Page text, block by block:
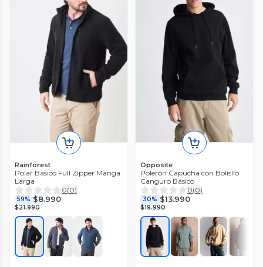
Rainforest
Polar Básico Full Zipper Manga
Larga
0(0)
59% $8.990
$21.990
Opposite
Polerón Capucha con Bolisllo
Canguro Básico
0(0)
30% $13.990
$19.990